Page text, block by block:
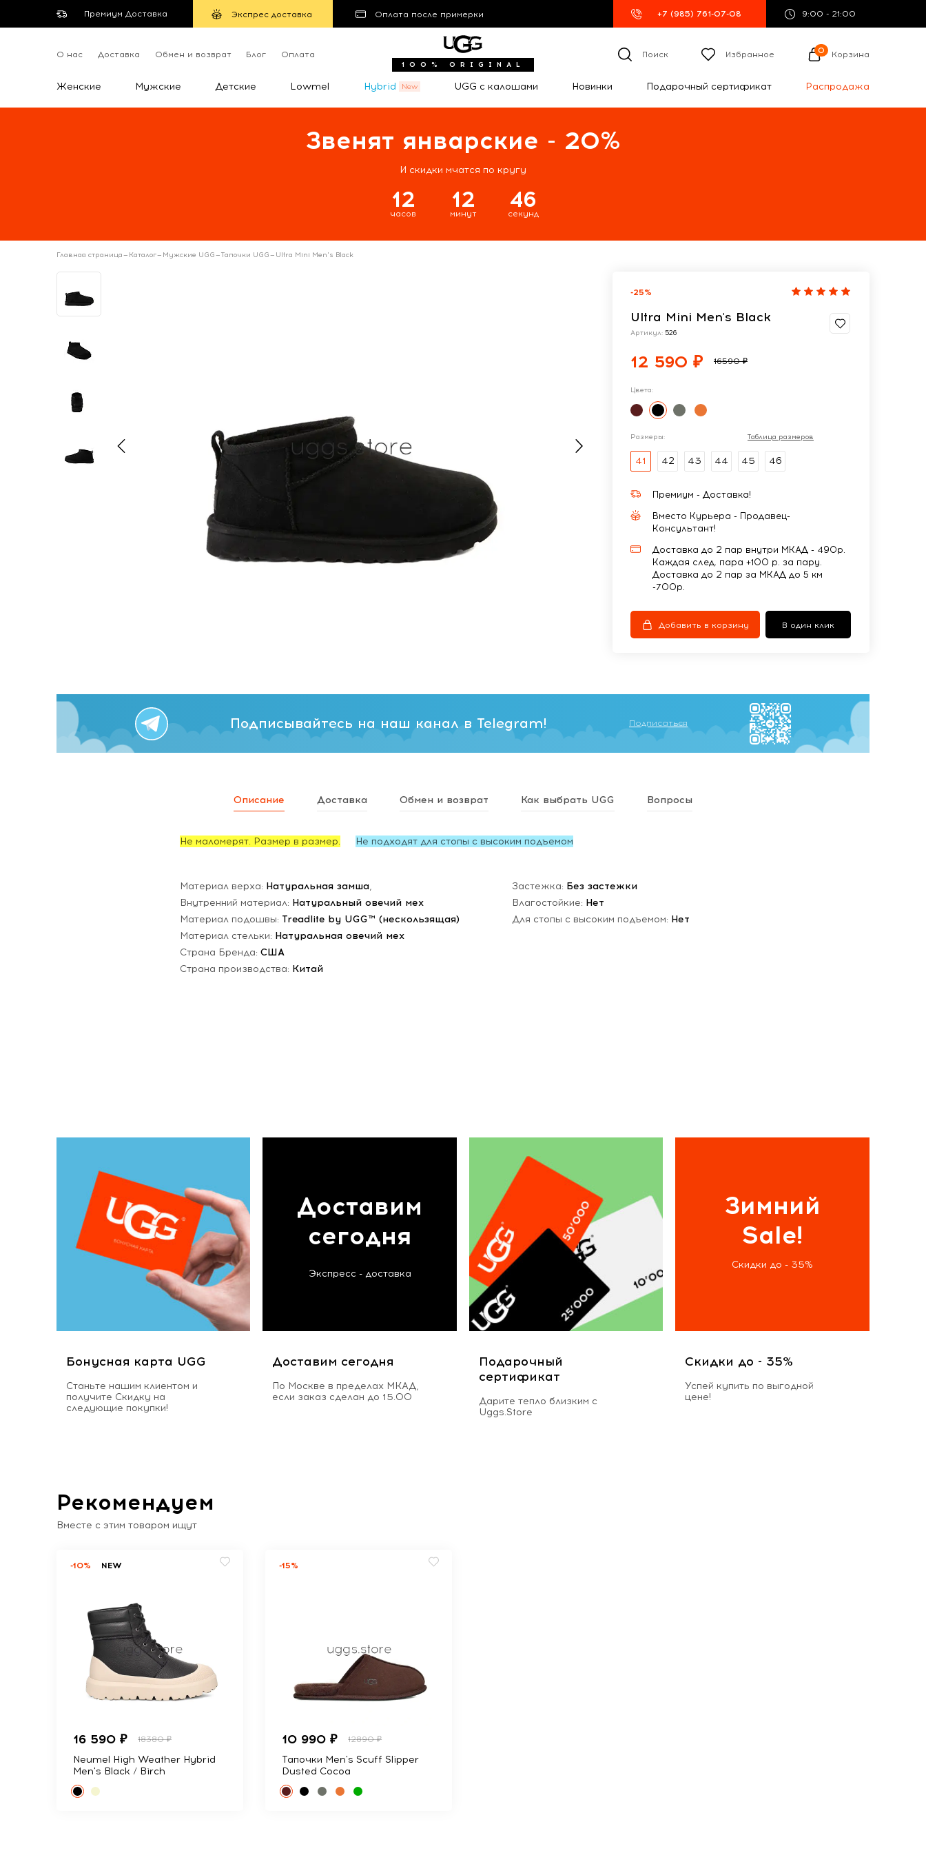
Премиум Доставка Экспрес доставка Оплата после примерки +7 (985) 761-07-08 9:00 - 21:00
О нас Доставка Обмен и возврат Блог Оплата
100% ORIGINAL
Поиск Избранное 0 Корзина
Женские Мужские Детские Lowmel Hybrid UGG с калошами Новинки Подарочный сертификат Распродажа
Звенят январские - 20%
И скидки мчатся по кругу
12
часов
12
минут
46
секунд
Главная страница— Каталог— Мужские UGG—Тапочки UGG— Ultra Mini Men's Black
-25%
Ultra Mini Men's Black
Артикул: 526
12 590 ₽ 16590 ₽
Цвета:
Размеры: Таблица размеров
41 42 43 44 45 46
Премиум - Доставка!
Вместо Курьера - Продавец-
Консультант!
Доставка до 2 пар внутри МКАД - 490р.
Каждая след. пара +100 р. за пару.
Доставка до 2 пар за МКАД до 5 км
-700р.
Добавить в корзину В один клик
Подписывайтесь на наш канал в Telegram! Подписаться
Описание Доставка Обмен и возврат Как выбрать UGG Вопросы
Не маломерят. Размер в размер. Не подходят для стопы с высоким подъемом
Материал верха: Натуральная замша,
Внутренний материал: Натуральный овечий мех
Материал подошвы: Treadlite by UGG™ (нескользящая)
Материал стельки: Натуральная овечий мех
Страна Бренда: США
Страна производства: Китай
Застежка: Без застежки
Влагостойкие: Нет
Для стопы с высоким подъемом: Нет
Бонусная карта UGG
Станьте нашим клиентом и
получите Скидку на
следующие покупки!
Доставим
сегодня
Экспресс - доставка
Доставим сегодня
По Москве в пределах МКАД,
если заказ сделан до 15.00
Подарочный
сертификат
Дарите тепло близким с
Uggs.Store
Зимний
Sale!
Скидки до - 35%
Скидки до - 35%
Успей купить по выгодной
цене!
Рекомендуем
Вместе с этим товаром ищут
-10% NEW
16 590 ₽ 18380 ₽
Neumel High Weather Hybrid
Men's Black / Birch
-15%
10 990 ₽ 12890 ₽
Тапочки Men's Scuff Slipper
Dusted Cocoa